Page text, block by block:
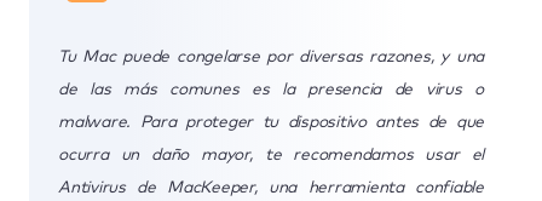
Tu Mac puede congelarse por diversas razones, y una
de las más comunes es la presencia de virus o
malware. Para proteger tu dispositivo antes de que
ocurra un daño mayor, te recomendamos usar el
Antivirus de MacKeeper, una herramienta confiable